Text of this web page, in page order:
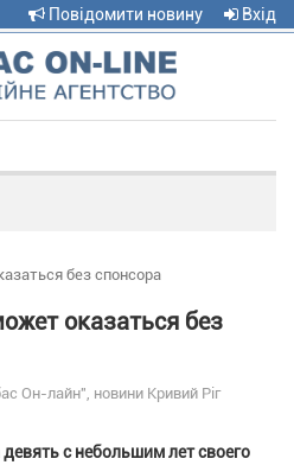
Повідомити новину Вхід
navigation
без спонсора
оказаться без
Он-лайн", новини Кривий Ріг
девять с небольшим лет своего